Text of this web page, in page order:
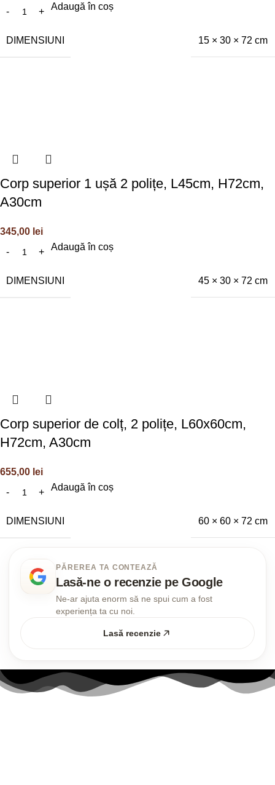
Adaugă în coș
DIMENSIUNI 15 × 30 × 72 cm
Corp superior 1 ușă 2 polițe, L45cm, H72cm,
A30cm
345,00 lei
Adaugă în coș
DIMENSIUNI 45 × 30 × 72 cm
Corp superior de colț, 2 polițe, L60x60cm,
H72cm, A30cm
655,00 lei
Adaugă în coș
DIMENSIUNI 60 × 60 × 72 cm
PĂREREA TA CONTEAZĂ
Lasă-ne o recenzie pe Google
Ne-ar ajuta enorm să ne spui cum a fost
experiența ta cu noi.
Lasă recenzie